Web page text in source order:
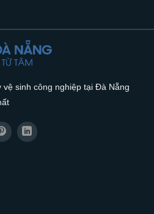
vệ sinh công nghiệp tại Đà Nẵng